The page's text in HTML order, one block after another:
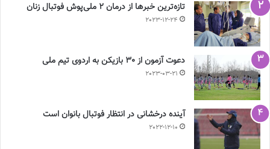
تازه‌ترین خبرها از درمان ۲ ملی‌پوش فوتبال زنان
2023-12-24
دعوت آزمون از 30 بازیکن به اردوی تیم ملی
2023-03-21
آینده درخشانی در انتظار فوتبال بانوان است
2022-12-10